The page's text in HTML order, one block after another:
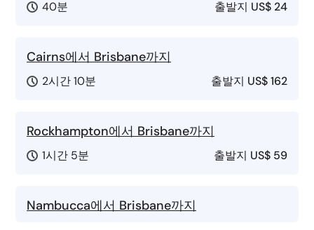
40분 출발지 US$ 24
Cairns에서 Brisbane까지
2시간 10분 출발지 US$ 162
Rockhampton에서 Brisbane까지
1시간 5분 출발지 US$ 59
Nambucca에서 Brisbane까지